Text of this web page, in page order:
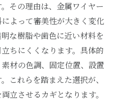
その理由は、金属ワイヤー
よって審美性が大きく変化
な樹脂や歯色に近い材料を
ちにくくなります。具体的
材の色調、固定位置、設置
これらを踏まえた選択が、
立させるカギとなります。